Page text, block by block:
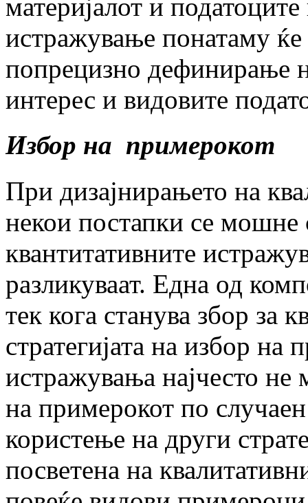
материјалот и
истражување понатаму
попрецизно дефинирање
интерес и видовите
Избор на примерокот
При дизајнирањето на
некои постапки се мошне
квантитативните
разликуваат. Една од
тек кога станува збор за
стратегијата на избор на
истражувања најчесто
на примерокот по
користење на други
посветена на